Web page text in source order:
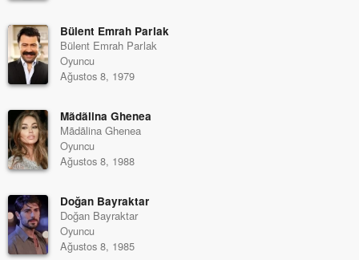
Bülent Emrah Parlak
Bülent Emrah Parlak
Oyuncu
Ağustos 8, 1979
Mãdãlina Ghenea
Mãdãlina Ghenea
Oyuncu
Ağustos 8, 1988
Doğan Bayraktar
Doğan Bayraktar
Oyuncu
Ağustos 8, 1985